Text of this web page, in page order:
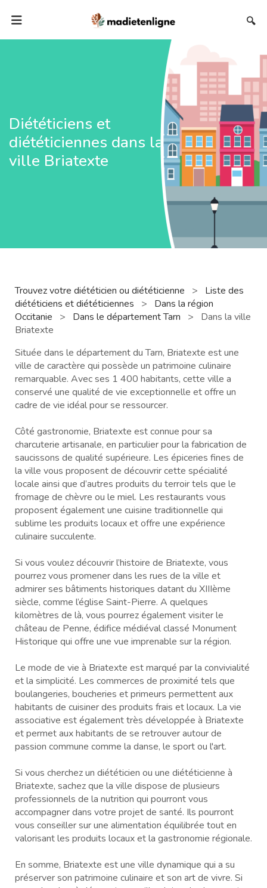
🔍
Diététiciens et
diététiciennes dans la
ville Briatexte
Trouvez votre diététicien ou diététicienne >
Liste des
diététiciens et diététiciennes
>
Dans la région
Occitanie
> Dans le département Tarn >
Dans la ville
Briatexte
Située dans le département du Tarn, Briatexte est une
ville de caractère qui possède un patrimoine culinaire
remarquable. Avec ses 1 400 habitants, cette ville a
conservé une qualité de vie exceptionnelle et offre un
cadre de vie idéal pour se ressourcer.
Côté gastronomie, Briatexte est connue pour sa
charcuterie artisanale, en particulier pour la fabrication de
saucissons de qualité supérieure. Les épiceries fines de
la ville vous proposent de découvrir cette spécialité
locale ainsi que d’autres produits du terroir tels que le
fromage de chèvre ou le miel. Les restaurants vous
proposent également une cuisine traditionnelle qui
sublime les produits locaux et offre une expérience
culinaire succulente.
Si vous voulez découvrir l’histoire de Briatexte, vous
pourrez vous promener dans les rues de la ville et
admirer ses bâtiments historiques datant du XIIIème
siècle, comme l’église Saint-Pierre. A quelques
kilomètres de là, vous pourrez également visiter le
château de Penne, édifice médiéval classé Monument
Historique qui offre une vue imprenable sur la région.
Le mode de vie à Briatexte est marqué par la convivialité
et la simplicité. Les commerces de proximité tels que
boulangeries, boucheries et primeurs permettent aux
habitants de cuisiner des produits frais et locaux. La vie
associative est également très développée à Briatexte
et permet aux habitants de se retrouver autour de
passion commune comme la danse, le sport ou l'art.
Si vous cherchez un diététicien ou une diététicienne à
Briatexte, sachez que la ville dispose de plusieurs
professionnels de la nutrition qui pourront vous
accompagner dans votre projet de santé. Ils pourront
vous conseiller sur une alimentation équilibrée tout en
valorisant les produits locaux et la gastronomie régionale.
En somme, Briatexte est une ville dynamique qui a su
préserver son patrimoine culinaire et son art de vivre. Si